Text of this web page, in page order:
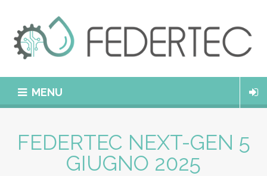
MENU
FEDERTEC NEXT-GEN 5
GIUGNO 2025